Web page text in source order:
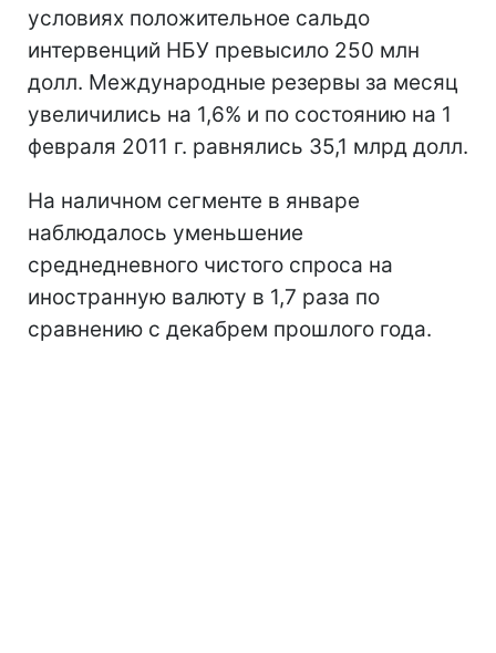
условиях положительное сальдо
интервенций НБУ превысило 250 млн
долл. Международные резервы за месяц
увеличились на 1,6% и по состоянию на 1
февраля 2011 г. равнялись 35,1 млрд долл.
На наличном сегменте в январе
наблюдалось уменьшение
среднедневного чистого спроса на
иностранную валюту в 1,7 раза по
сравнению с декабрем прошлого года.